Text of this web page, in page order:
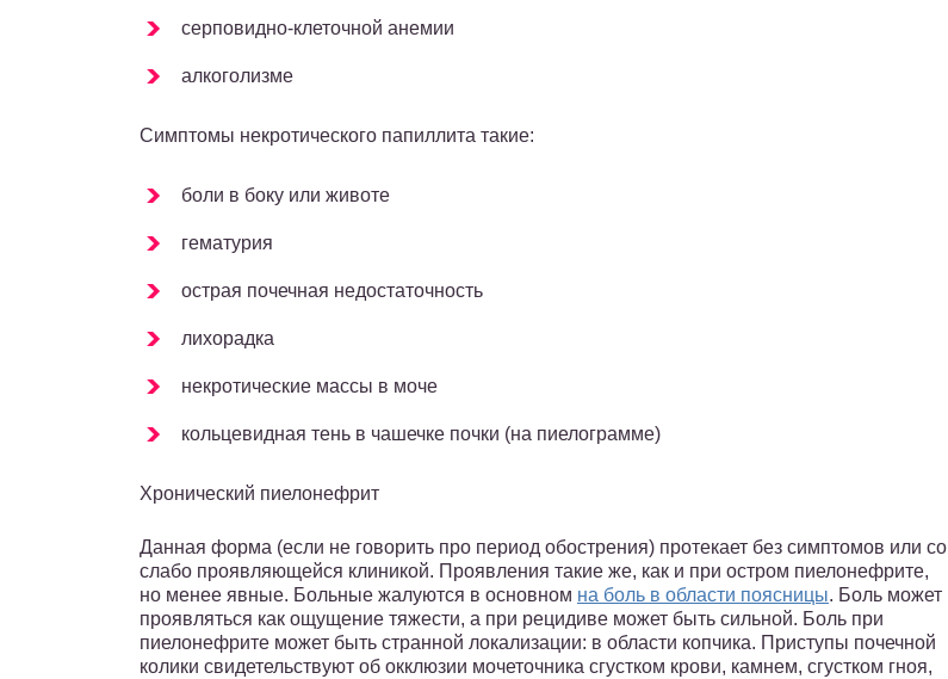
серповидно-клеточной анемии
алкоголизме
Симптомы некротического папиллита такие:
боли в боку или животе
гематурия
острая почечная недостаточность
лихорадка
некротические массы в моче
кольцевидная тень в чашечке почки (на пиелограмме)
Хронический пиелонефрит
Данная форма (если не говорить про период обострения) протекает без симптомов или со
слабо проявляющейся клиникой. Проявления такие же, как и при остром пиелонефрите,
но менее явные. Больные жалуются в основном на боль в области поясницы. Боль может
проявляться как ощущение тяжести, а при рецидиве может быть сильной. Боль при
пиелонефрите может быть странной локализации: в области копчика. Приступы почечной
колики свидетельствуют об окклюзии мочеточника сгустком крови, камнем, сгустком гноя,